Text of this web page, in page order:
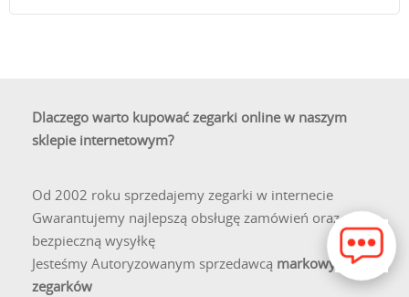
Dlaczego warto kupować zegarki online w naszym
sklepie internetowym?
Od 2002 roku sprzedajemy zegarki w internecie
Gwarantujemy najlepszą obsługę zamówień oraz
bezpieczną wysyłkę
Jesteśmy Autoryzowanym sprzedawcą markowych
zegarków